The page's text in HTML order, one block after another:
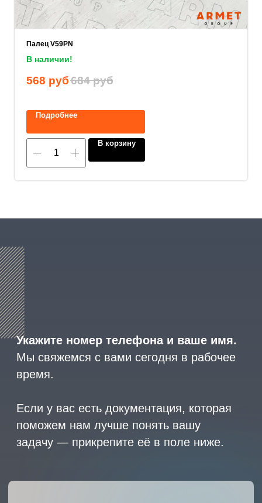
Палец V59PN
В наличии!
568 руб684 руб
Подробнее
В корзину
Нажимая на кнопку, вы соглашаетесь с
политикой конфиденциальности
ОСТАВИТЬ ЗАЯВКУ
ИНН 2466160772 КПП 246601001 ОГРН
1152468015391
2023 © ARMET GROUP
Политика конфиденциальности
8 (800) 600-29-33
Эксклюзивный представитель